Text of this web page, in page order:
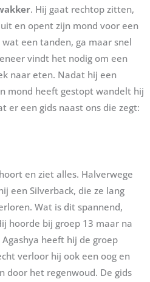
. Hij gaat rechtop zitten,
en opent zijn mond voor een
een tanden, ga maar snel
vindt het nodig om een
naar eten. Nadat hij een
mond heeft gestopt wandelt hij
er een gids naast ons die zegt:
en ziet alles. Halverwege
een Silverback, die ze lang
Wat is dit spannend,
hoorde bij groep 13 maar na
heeft hij de groep
verloor hij ook een oog en
door het regenwoud. De gids